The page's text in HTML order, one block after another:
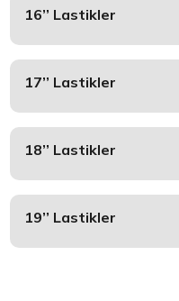
16’’ Lastikler
17’’ Lastikler
18’’ Lastikler
19’’ Lastikler